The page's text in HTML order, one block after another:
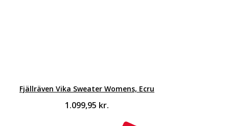
Fjällräven Vika Sweater Womens, Ecru
1.099,95 kr.